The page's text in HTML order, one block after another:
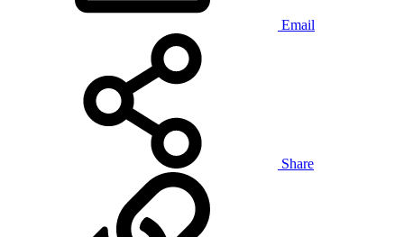
Email
Share